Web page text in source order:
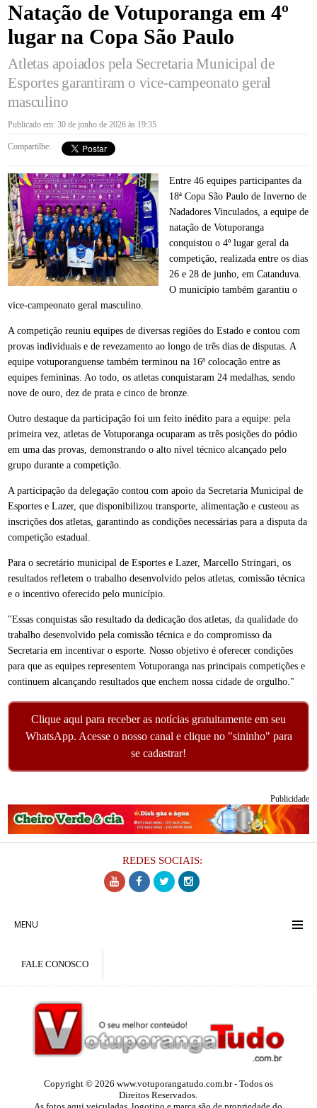
Natação de Votuporanga em 4º
lugar na Copa São Paulo
Atletas apoiados pela Secretaria Municipal de
Esportes garantiram o vice-campeonato geral
masculino
Publicado em: 30 de junho de 2026 às 19:35
Compartilhe:
Entre 46 equipes participantes da
18ª Copa São Paulo de Inverno de
Nadadores Vinculados, a equipe de
natação de Votuporanga
conquistou o 4º lugar geral da
competição, realizada entre os dias
26 e 28 de junho, em Catanduva.
O município também garantiu o
vice-campeonato geral masculino.
A competição reuniu equipes de diversas regiões do Estado e contou com
provas individuais e de revezamento ao longo de três dias de disputas. A
equipe votuporanguense também terminou na 16ª colocação entre as
equipes femininas. Ao todo, os atletas conquistaram 24 medalhas, sendo
nove de ouro, dez de prata e cinco de bronze.
Outro destaque da participação foi um feito inédito para a equipe: pela
primeira vez, atletas de Votuporanga ocuparam as três posições do pódio
em uma das provas, demonstrando o alto nível técnico alcançado pelo
grupo durante a competição.
A participação da delegação contou com apoio da Secretaria Municipal de
Esportes e Lazer, que disponibilizou transporte, alimentação e custeou as
inscrições dos atletas, garantindo as condições necessárias para a disputa da
competição estadual.
Para o secretário municipal de Esportes e Lazer, Marcello Stringari, os
resultados refletem o trabalho desenvolvido pelos atletas, comissão técnica
e o incentivo oferecido pelo município.
"Essas conquistas são resultado da dedicação dos atletas, da qualidade do
trabalho desenvolvido pela comissão técnica e do compromisso da
Secretaria em incentivar o esporte. Nosso objetivo é oferecer condições
para que as equipes representem Votuporanga nas principais competições e
continuem alcançando resultados que enchem nossa cidade de orgulho."
Clique aqui para receber as notícias gratuitamente em seu
WhatsApp. Acesse o nosso canal e clique no "sininho" para
se cadastrar!
Publicidade
REDES SOCIAIS:
MENU
FALE CONOSCO
Copyright © 2026 www.votuporangatudo.com.br - Todos os
Direitos Reservados.